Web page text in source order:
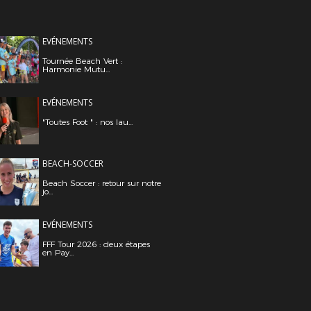
EVÉNEMENTS
Tournée Beach Vert :
Harmonie Mutu...
EVÉNEMENTS
"Toutes Foot " : nos lau...
BEACH-SOCCER
Beach Soccer : retour sur notre
jo...
EVÉNEMENTS
FFF Tour 2026 : deux étapes
en Pay...